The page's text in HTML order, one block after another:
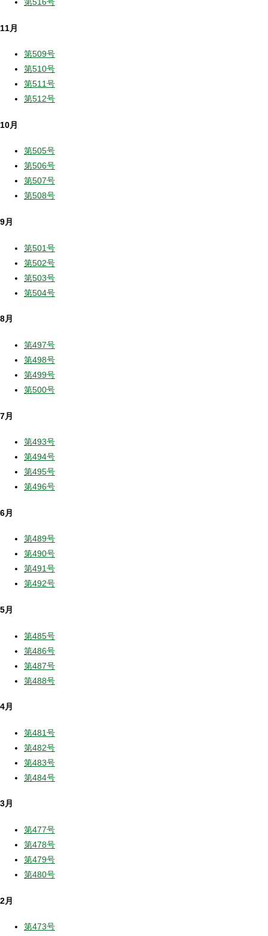
11月
第509号
第510号
第511号
第512号
10月
第505号
第506号
第507号
第508号
9月
第501号
第502号
第503号
第504号
8月
第497号
第498号
第499号
第500号
7月
第493号
第494号
第495号
第496号
6月
第489号
第490号
第491号
第492号
5月
第485号
第486号
第487号
第488号
4月
第481号
第482号
第483号
第484号
3月
第477号
第478号
第479号
第480号
2月
第473号